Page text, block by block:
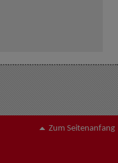
Zum Seitenanfang